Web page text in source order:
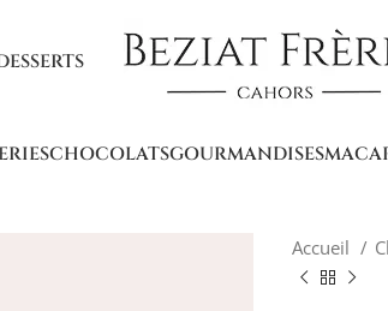
CHOCOLATSGOURMANDISES
Accueil